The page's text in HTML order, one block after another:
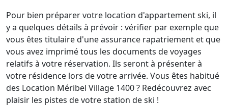
Pour bien préparer votre location d'appartement ski, il
y a quelques détails à prévoir : vérifier par exemple que
vous êtes titulaire d'une assurance rapatriement et que
vous avez imprimé tous les documents de voyages
relatifs à votre réservation. Ils seront à présenter à
votre résidence lors de votre arrivée. Vous êtes habitué
des Location Méribel Village 1400 ? Redécouvrez avec
plaisir les pistes de votre station de ski !